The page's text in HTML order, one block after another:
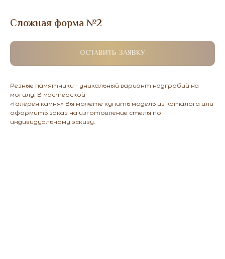
Сложная форма №2
ОСТАВИТЬ ЗАЯВКУ
Резные памятники - уникальный вариант надгробий на
могилу. В мастерской
«Галерея камня» Вы можете купить модель из каталога или
оформить заказ на изготовление стелы по
индивидуальному эскизу.